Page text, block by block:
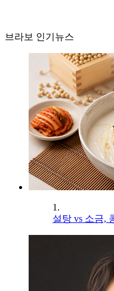
브라보 인기뉴스
1.
설탕 vs 소금,